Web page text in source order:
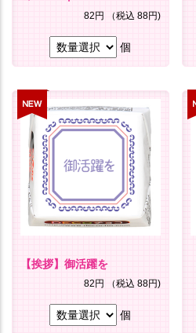
82円 （税込 88円)
個
【挨拶】御活躍を
82円 （税込 88円)
個